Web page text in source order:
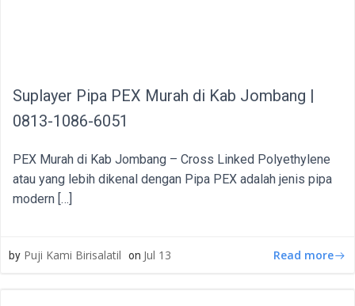
Suplayer Pipa PEX Murah di Kab Jombang |
0813-1086-6051
PEX Murah di Kab Jombang – Cross Linked Polyethylene
atau yang lebih dikenal dengan Pipa PEX adalah jenis pipa
modern […]
by Puji Kami Birisalatil on Jul 13 Read more